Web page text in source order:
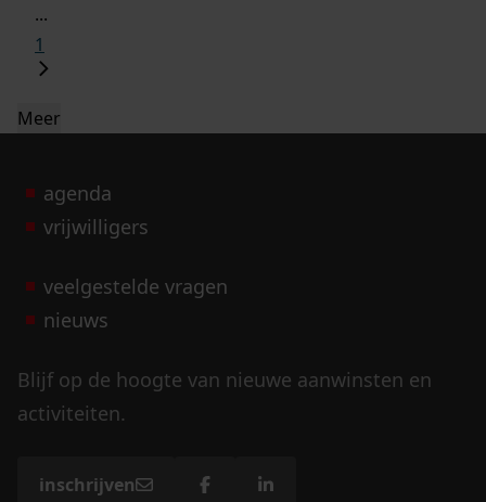
...
1
Meer
agenda
vrijwilligers
veelgestelde vragen
nieuws
Blijf op de hoogte van nieuwe aanwinsten en
activiteiten.
inschrijven